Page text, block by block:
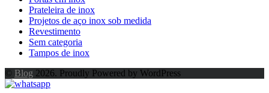
Prateleira de inox
Projetos de aço inox sob medida
Revestimento
Sem categoria
Tampos de inox
© Blog 2026. Proudly Powered by WordPress